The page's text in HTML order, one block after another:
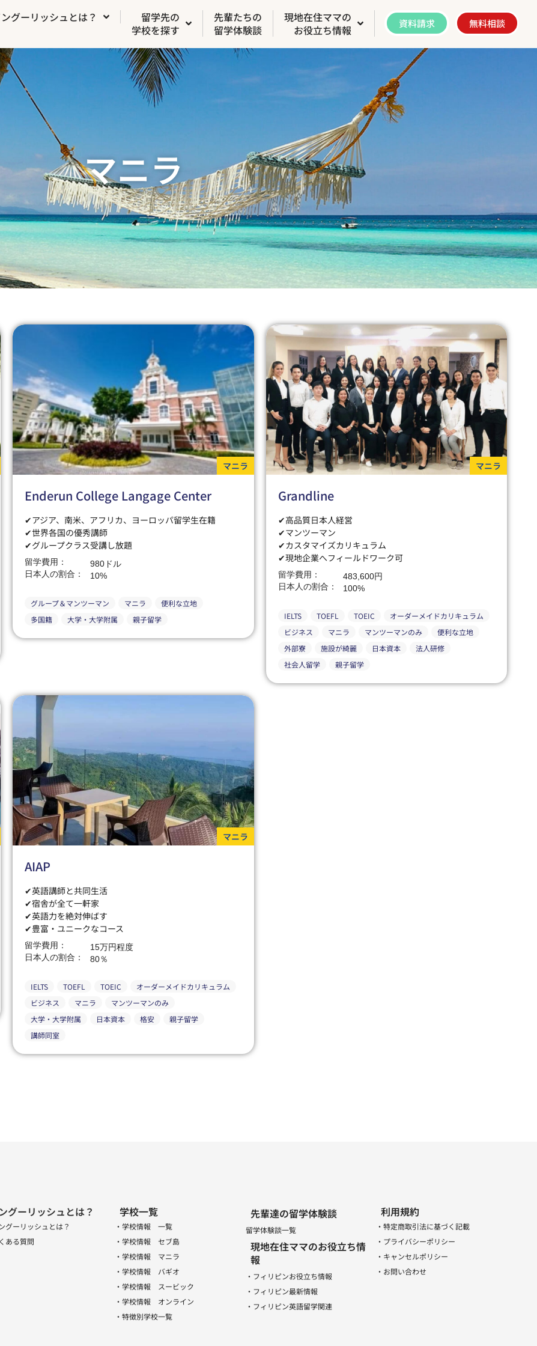
グーリッシュとは？
留学先の
学校を探す
先輩たちの
留学体験談
現地在住ママの
お役立ち情報
無料相談
資料請求
マニラ
マニラ
Enderun College Langage Center
✔アジア、南米、アフリカ、ヨーロッパ留学生在籍
✔世界各国の優秀講師
✔グループクラス受講し放題
留学費用：
980ドル
日本人の割合：
10%
グループ＆マンツーマン マニラ
便利な立地
多国籍
大学・大学附属 親子留学
マニラ
Grandline
✔高品質日本人経営
✔マンツーマン
✔カスタマイズカリキュラム
✔現地企業へフィールドワーク可
留学費用：
483,600円
日本人の割合：
100%
IELTS TOEFL TOEIC
オーダーメイドカリキュラム
ビジネス
マニラ マンツーマンのみ
便利な立地
外部寮
施設が綺麗 日本資本
法人研修
社会人留学
親子留学
マニラ
AIAP
✔英語講師と共同生活
✔宿舎が全て一軒家
✔英語力を絶対伸ばす
✔豊富・ユニークなコース
留学費用：
15万円程度
日本人の割合：
80％
IELTS TOEFL TOEIC
オーダーメイドカリキュラム
ビジネス
マニラ
マンツーマンのみ
大学・大学附属
日本資本 格安
親子留学
講師同室
グーリッシュとは？
グーリッシュとは？
ある質問
学校一覧
・学校情報 一覧
・学校情報 セブ島
・学校情報 マニラ
・学校情報 バギオ
・学校情報 スービック
・学校情報 オンライン
・特徴別学校一覧
先輩達の留学体験談
留学体験談一覧
現地在住ママのお役立ち情
報
・フィリピンお役立ち情報
・フィリピン最新情報
・フィリピン英語留学関連
利用規約
・特定商取引法に基づく記載
・プライバシーポリシー
・キャンセルポリシー
・お問い合わせ